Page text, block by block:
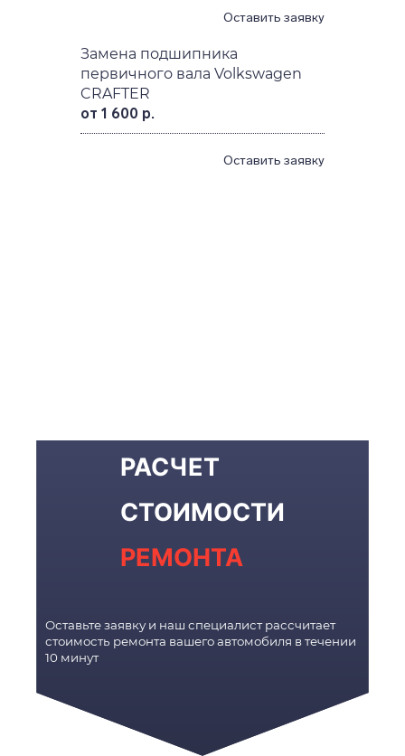
Оставить заявку
Замена подшипника
первичного вала Volkswagen
CRAFTER
от 1 600 р.
Оставить заявку
РАСЧЕТ
СТОИМОСТИ
РЕМОНТА
Оставьте заявку и наш специалист рассчитает
стоимость ремонта вашего автомобиля в течении
10 минут